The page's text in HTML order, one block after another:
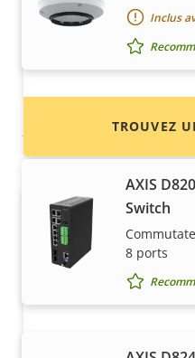
Inclus
AXIS
Switch
8 ports
Trouvez des
système et des
TROUVEZ